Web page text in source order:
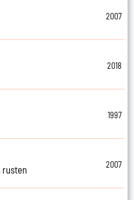
2007
2018
1997
rusten
2007